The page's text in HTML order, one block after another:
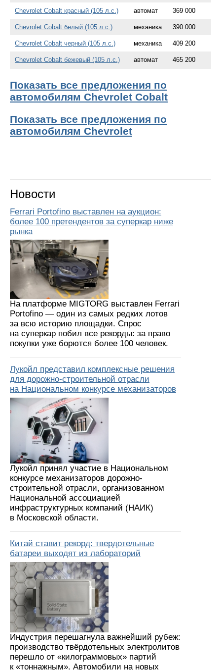
Chevrolet Cobalt красный (105 л.с.) автомат 369 000
Chevrolet Cobalt белый (105 л.с.) механика 390 000
Chevrolet Cobalt черный (105 л.с.) механика 409 200
Chevrolet Cobalt бежевый (105 л.с.) автомат 465 200
Показать все предложения по
автомобилям Chevrolet Cobalt
Показать все предложения по
автомобилям Chevrolet
Новости
Ferrari Portofino выставлен на аукцион:
более 100 претендентов за суперкар ниже
рынка
На платформе MIGTORG выставлен Ferrari
Portofino — один из самых редких лотов
за всю историю площадки. Спрос
на суперкар побил все рекорды: за право
покупки уже борются более 100 человек.
Лукойл представил комплексные решения
для дорожно-строительной отрасли
на Национальном конкурсе механизаторов
Лукойл принял участие в Национальном
конкурсе механизаторов дорожно-
строительной отрасли, организованном
Национальной ассоциацией
инфраструктурных компаний (НАИК)
в Московской области.
Китай ставит рекорд: твердотельные
батареи выходят из лабораторий
Индустрия перешагнула важнейший рубеж:
производство твёрдотельных электролитов
перешло от «килограммовых» партий
к «тоннажным». Автомобили на новых